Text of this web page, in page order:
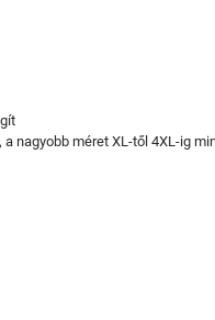
nagyobb méret XL-től 4XL-ig